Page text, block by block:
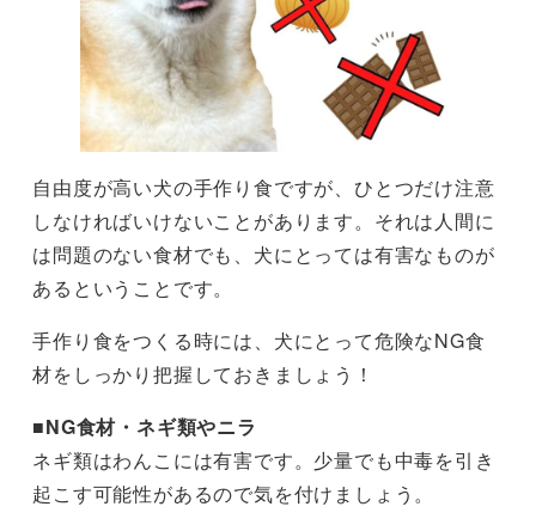
自由度が高い犬の手作り食ですが、ひとつだけ注意
しなければいけないことがあります。それは人間に
は問題のない食材でも、犬にとっては有害なものが
あるということです。
手作り食をつくる時には、犬にとって危険なNG食
材をしっかり把握しておきましょう！
■NG食材・ネギ類やニラ
ネギ類はわんこには有害です。少量でも中毒を引き
起こす可能性があるので気を付けましょう。